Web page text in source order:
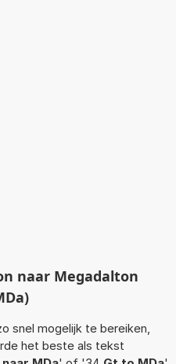
naar Megadalton
snel mogelijk te bereiken,
het beste als tekst